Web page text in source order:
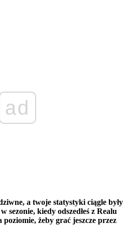
ad
a twoje statystyki ciągle były
sezonie, kiedy odszedłeś z Realu
żeby grać jeszcze przez